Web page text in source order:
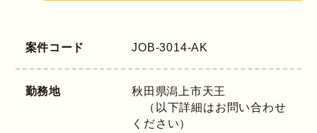
案件コード JOB-3014-AK
勤務地 秋田県潟上市天王
（以下詳細はお問い合わせ
ください）